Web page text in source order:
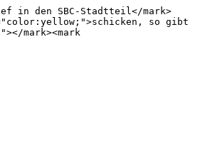
in den SBC-Stadtteil</mark>
so gibt
mark><mark